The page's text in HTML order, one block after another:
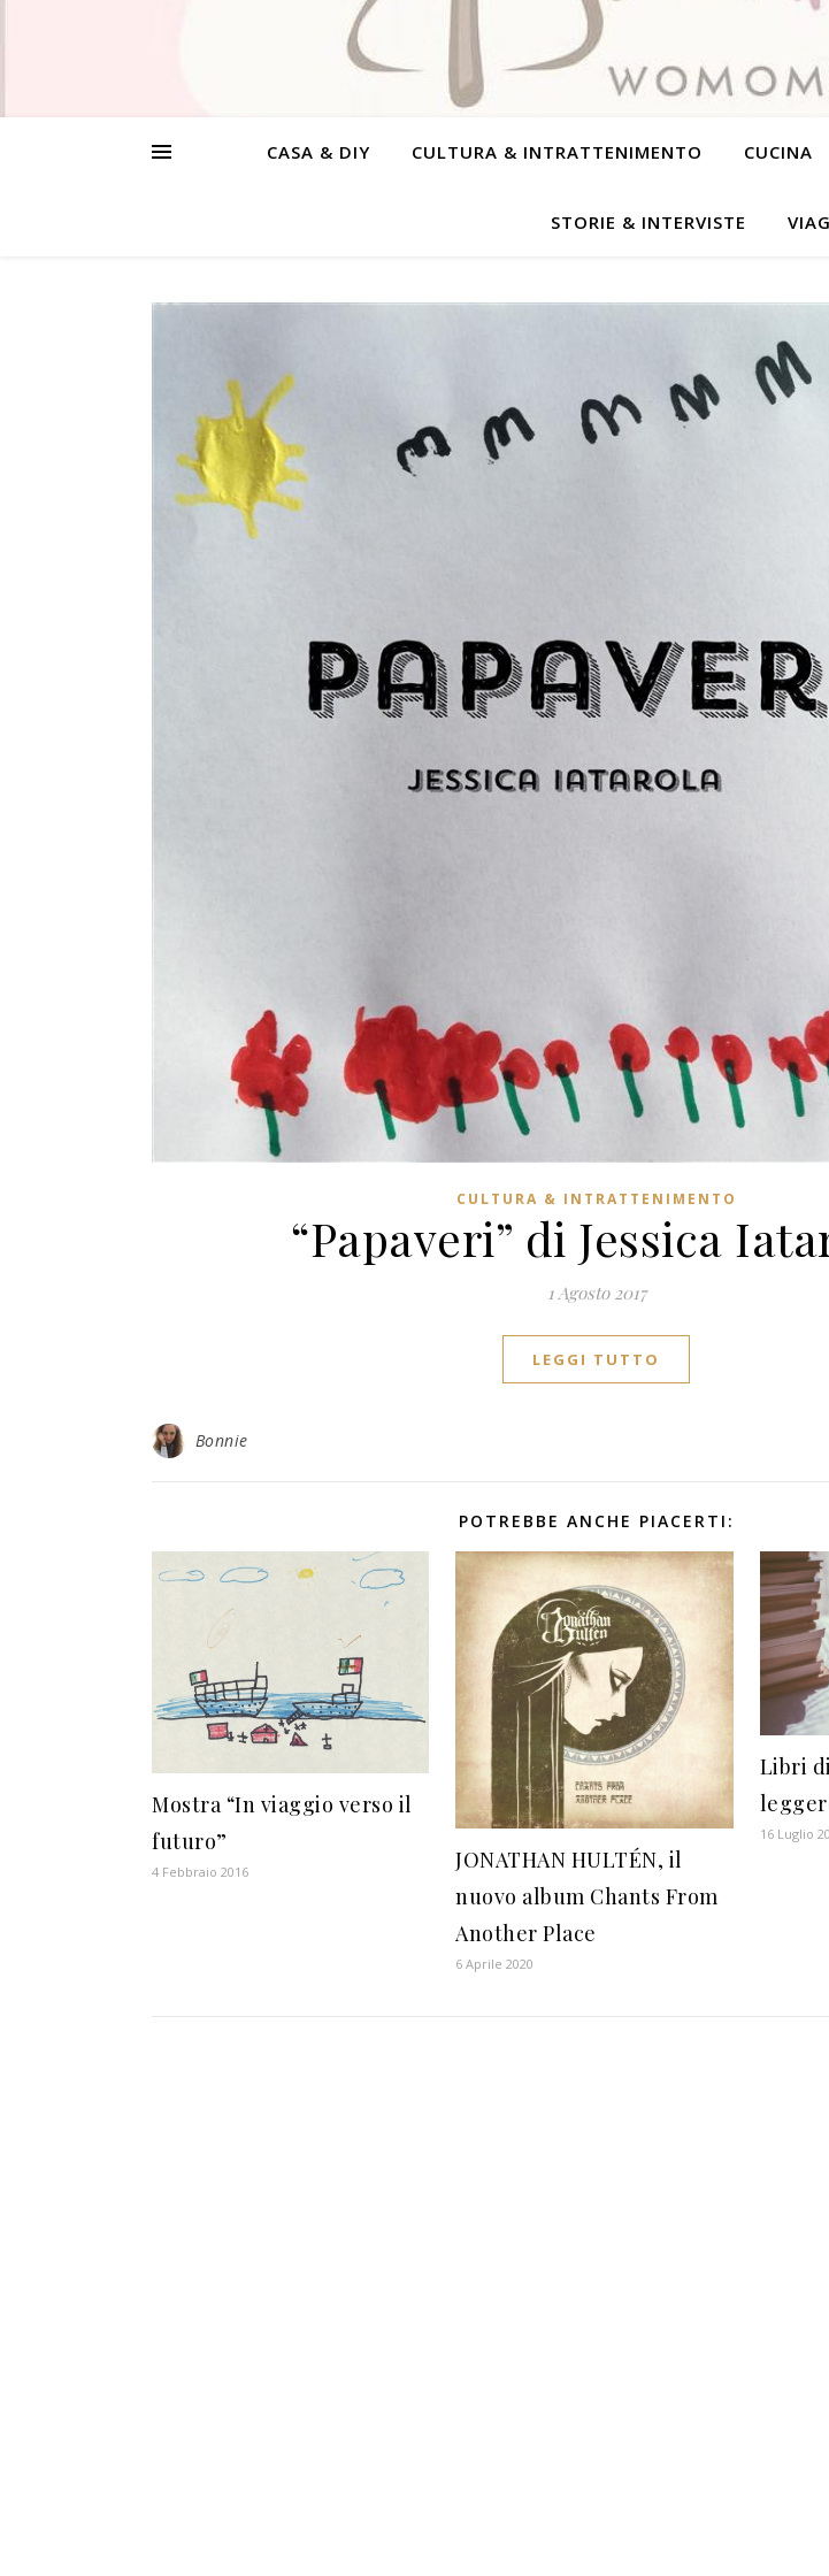
CASA & DIY CULTURA & INTRATTENIMENTO CUCINA
STORIE & INTERVISTE
CULTURA & INTRATTENIMENTO
“Papaveri” di Jessica
1 Agosto 2017
LEGGI TUTTO
Bonnie
POTREBBE ANCHE PIACERTI:
Mostra “In viaggio verso il
futuro”
4 Febbraio 2016
JONATHAN HULTÉN, il
nuovo album Chants From
Another Place
6 Aprile 2020
Libri
16 Luglio